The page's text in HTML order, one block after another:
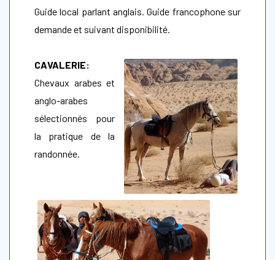
Guide local parlant anglais. Guide francophone sur
demande et suivant disponibilité.
CAVALERIE:
Chevaux arabes et
anglo-arabes
sélectionnés pour
la pratique de la
randonnée.